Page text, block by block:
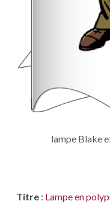
lampe Blake
Titre: Lampe en